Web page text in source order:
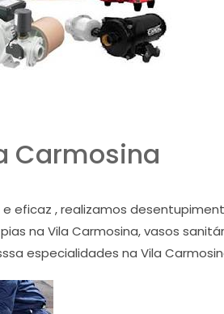
Carmosina
eficaz , realizamos
na Vila Carmosina, vasos
especialidades na Vila